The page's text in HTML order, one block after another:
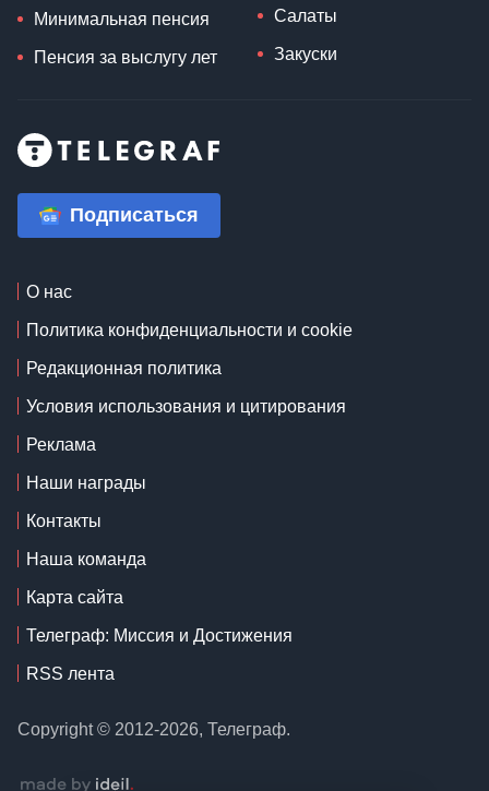
Минимальная пенсия
Пенсия за выслугу лет
Салаты
Закуски
Подписаться
О нас
Политика конфиденциальности и cookie
Редакционная политика
Условия использования и цитирования
Реклама
Наши награды
Контакты
Наша команда
Карта сайта
Телеграф: Миссия и Достижения
RSS лента
Copyright © 2012-2026, Телеграф.